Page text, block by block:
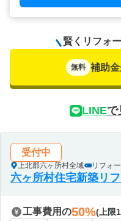
賢くリフォ
無料 補助
LINEで
受付中
上北郡六ヶ所村全域 リフォ
六ヶ所村住宅新築リ
工事費用の50%(上限